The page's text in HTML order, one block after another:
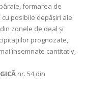
formarea de
posibile depășiri ale
zonele de deal şi
prognozate,
însemnate cantitativ,
nr. 54 din